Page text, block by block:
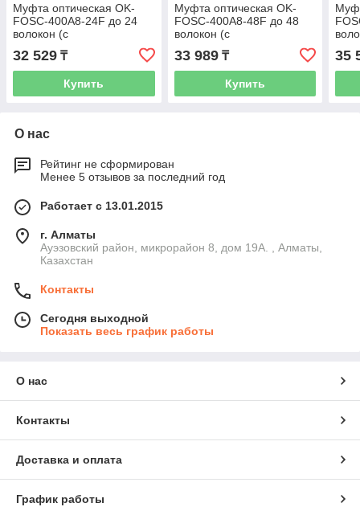
Муфта оптическая OK-
FOSC-400A8-24F до 24
волокон (с
32 529 ₸
Купить
Муфта оптическая OK-
FOSC-400A8-48F до 48
волокон (с
33 989₸
Купить
35
О нас
Рейтинг не сформирован
Менее 5 отзывов за последний год
Работает с 13.01.2015
г. Алматы
Ауэзовский район, микрорайон 8, дом 19А. , Алматы,
Казахстан
Контакты
Сегодня выходной
Показать весь график работы
О нас
Контакты
Доставка и оплата
График работы